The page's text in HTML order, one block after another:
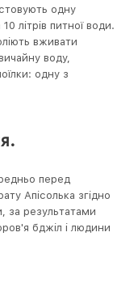
одну
літрів питної води.
вживати
воду,
одну з
перед
Апісолька згідно
за результатами
бджіл і людини